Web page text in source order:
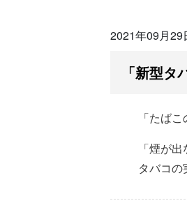
2021年09月29
「新型
「たば
「煙が
タバコの